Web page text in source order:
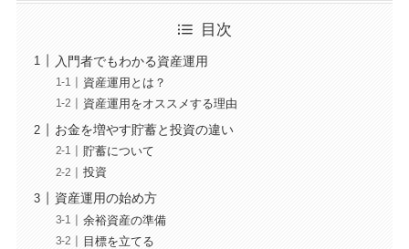
目次
入門者でもわかる資産運用
資産運用とは？
資産運用をオススメする理由
お金を増やす貯蓄と投資の違い
貯蓄について
投資
資産運用の始め方
余裕資産の準備
目標を立てる